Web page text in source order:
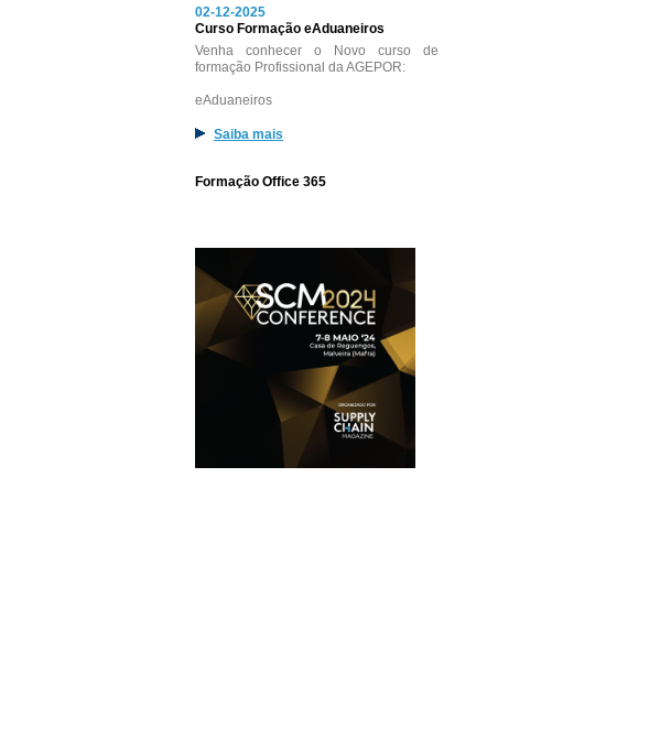
02-12-2025
Curso Formação eAduaneiros
Venha conhecer o Novo curso de
formação Profissional da AGEPOR:
eAduaneiros
Saiba mais
Formação Office 365